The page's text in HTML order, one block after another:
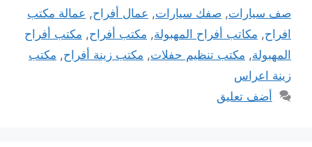
صف سيارات, صفك سيارات, عمال أفراح, عمالة مكتب
افراح, مكاتب أفراح المهبولة, مكتب أفراح, مكتب أفراح
المهبولة, مكتب تنظيم حفلات, مكتب زينة أفراح, مكتب
زينة اعراس
أضف تعليق